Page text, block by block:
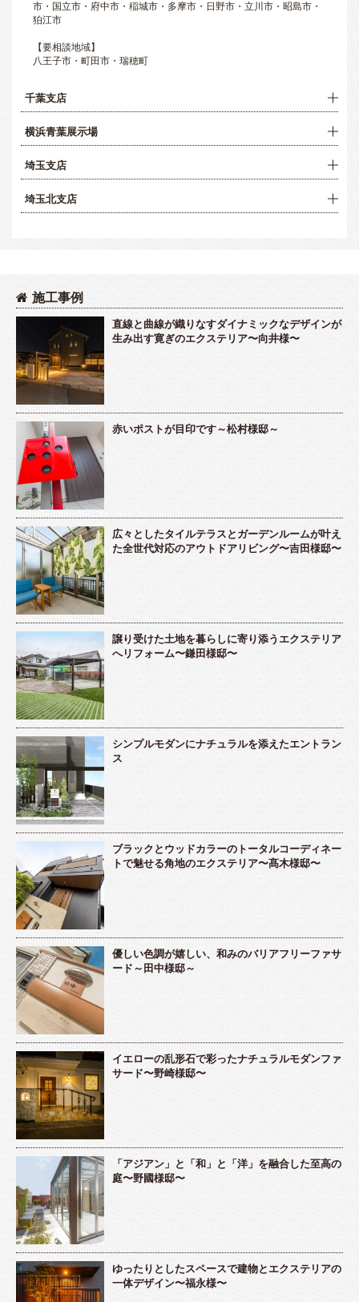
市・国立市・府中市・稲城市・多摩市・日野市・立川市・昭島市・
狛江市
【要相談地域】
八王子市・町田市・瑞穂町
千葉支店
横浜青葉展示場
埼玉支店
埼玉北支店
施工事例
直線と曲線が織りなすダイナミックなデザインが
生み出す寛ぎのエクステリア〜向井様〜
赤いポストが目印です～松村様邸～
広々としたタイルテラスとガーデンルームが叶え
た全世代対応のアウトドアリビング〜吉田様邸〜
譲り受けた土地を暮らしに寄り添うエクステリア
へリフォーム〜鎌田様邸〜
シンプルモダンにナチュラルを添えたエントラン
ス
ブラックとウッドカラーのトータルコーディネー
トで魅せる角地のエクステリア〜髙木様邸〜
優しい色調が嬉しい、和みのバリアフリーファサ
ード～田中様邸～
イエローの乱形石で彩ったナチュラルモダンファ
サード〜野崎様邸〜
「アジアン」と「和」と「洋」を融合した至高の
庭〜野國様邸〜
ゆったりとしたスペースで建物とエクステリアの
一体デザイン〜福永様〜